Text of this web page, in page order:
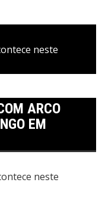
neste
ARCO
EM